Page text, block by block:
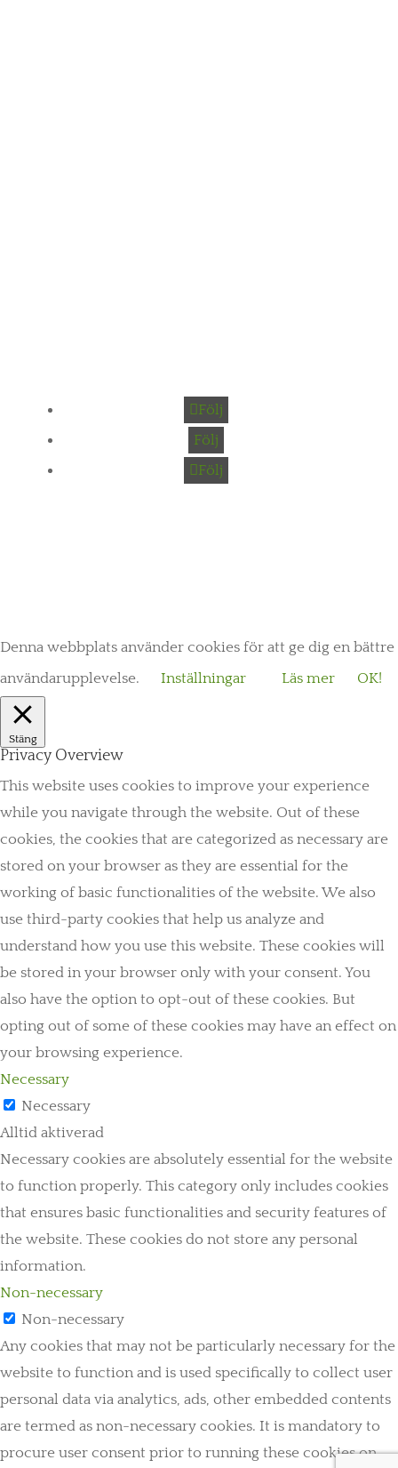
Följ
Följ
Följ
Denna webbplats använder cookies för att ge dig en bättre
användarupplevelse.
Inställningar Läs mer OK!
Stäng
Privacy Overview
This website uses cookies to improve your experience
while you navigate through the website. Out of these
cookies, the cookies that are categorized as necessary are
stored on your browser as they are essential for the
working of basic functionalities of the website. We also
use third-party cookies that help us analyze and
understand how you use this website. These cookies will
be stored in your browser only with your consent. You
also have the option to opt-out of these cookies. But
opting out of some of these cookies may have an effect on
your browsing experience.
Necessary
Necessary
Alltid aktiverad
Necessary cookies are absolutely essential for the website
to function properly. This category only includes cookies
that ensures basic functionalities and security features of
the website. These cookies do not store any personal
information.
Non-necessary
Non-necessary
Any cookies that may not be particularly necessary for the
website to function and is used specifically to collect user
personal data via analytics, ads, other embedded contents
are termed as non-necessary cookies. It is mandatory to
procure user consent prior to running these cookies on